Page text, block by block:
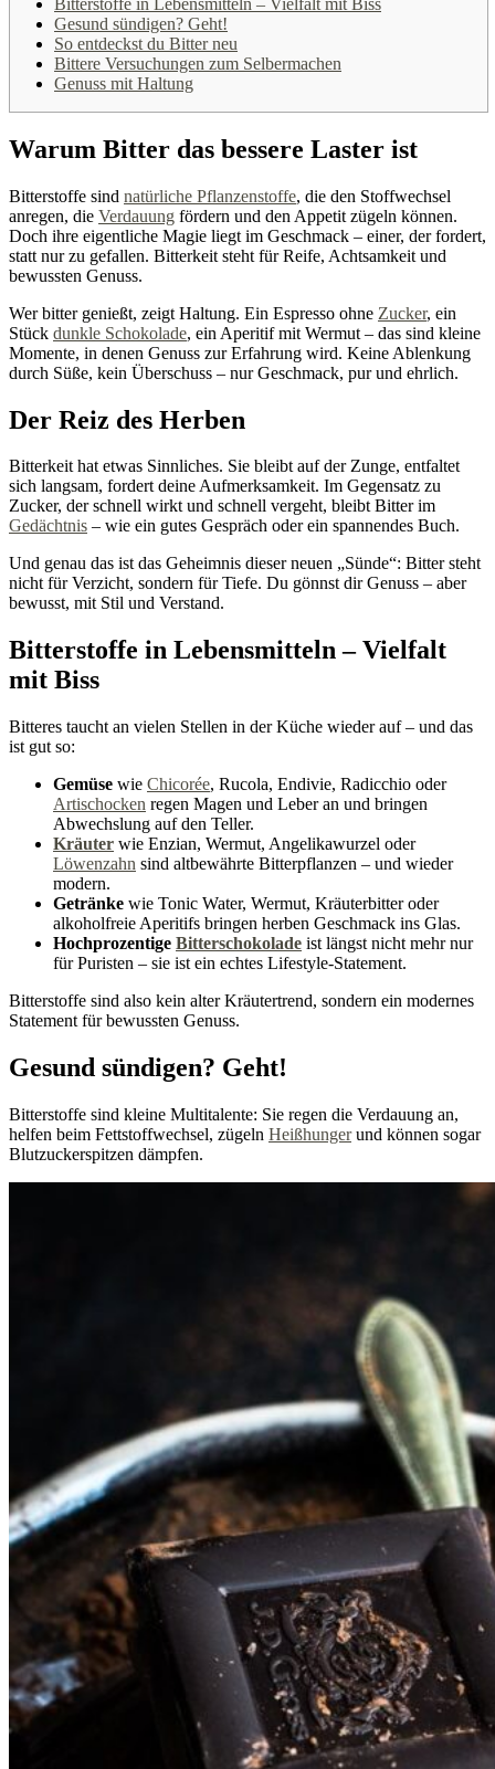
Gesund sündigen? Geht!
So entdeckst du Bitter neu
Bittere Versuchungen zum Selbermachen
Genuss mit Haltung
Warum Bitter das bessere Laster ist
Bitterstoffe sind natürliche Pflanzenstoffe, die den Stoffwechsel
anregen, die Verdauung fördern und den Appetit zügeln können.
Doch ihre eigentliche Magie liegt im Geschmack – einer, der fordert,
statt nur zu gefallen. Bitterkeit steht für Reife, Achtsamkeit und
bewussten Genuss.
Wer bitter genießt, zeigt Haltung. Ein Espresso ohne Zucker, ein
Stück dunkle Schokolade, ein Aperitif mit Wermut – das sind kleine
Momente, in denen Genuss zur Erfahrung wird. Keine Ablenkung
durch Süße, kein Überschuss – nur Geschmack, pur und ehrlich.
Der Reiz des Herben
Bitterkeit hat etwas Sinnliches. Sie bleibt auf der Zunge, entfaltet
sich langsam, fordert deine Aufmerksamkeit. Im Gegensatz zu
Zucker, der schnell wirkt und schnell vergeht, bleibt Bitter im
Gedächtnis – wie ein gutes Gespräch oder ein spannendes Buch.
Und genau das ist das Geheimnis dieser neuen „Sünde“: Bitter steht
nicht für Verzicht, sondern für Tiefe. Du gönnst dir Genuss – aber
bewusst, mit Stil und Verstand.
Bitterstoffe in Lebensmitteln – Vielfalt
mit Biss
Bitteres taucht an vielen Stellen in der Küche wieder auf – und das
ist gut so:
Gemüse wie Chicorée, Rucola, Endivie, Radicchio oder
Artischocken regen Magen und Leber an und bringen
Abwechslung auf den Teller.
Kräuter wie Enzian, Wermut, Angelikawurzel oder
Löwenzahn sind altbewährte Bitterpflanzen – und wieder
modern.
Getränke wie Tonic Water, Wermut, Kräuterbitter oder
alkoholfreie Aperitifs bringen herben Geschmack ins Glas.
Hochprozentige Bitterschokolade ist längst nicht mehr nur
für Puristen – sie ist ein echtes Lifestyle-Statement.
Bitterstoffe sind also kein alter Kräutertrend, sondern ein modernes
Statement für bewussten Genuss.
Gesund sündigen? Geht!
Bitterstoffe sind kleine Multitalente: Sie regen die Verdauung an,
helfen beim Fettstoffwechsel, zügeln Heißhungerund können sogar
Blutzuckerspitzen dämpfen.